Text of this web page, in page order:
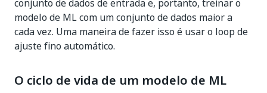
conjunto de dados de entrada e, portanto, treinar o
modelo de ML com um conjunto de dados maior a
cada vez. Uma maneira de fazer isso é usar o loop de
ajuste fino automático.
O ciclo de vida de um modelo de ML